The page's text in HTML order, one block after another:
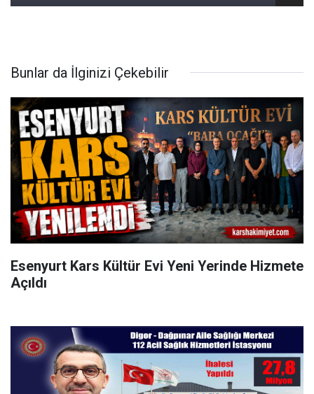
Bunlar da İlginizi Çekebilir
Esenyurt Kars Kültür Evi Yeni Yerinde Hizmete
Açıldı